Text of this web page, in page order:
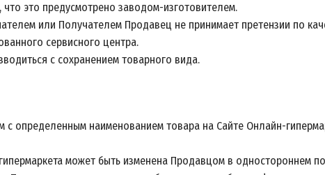
это предусмотрено заводом-изготовителем.
или Получателем Продавец не принимает претензии по
сервисного центра.
с сохранением товарного вида.
с определенным наименованием товара на Сайте Онлайн-
может быть изменена Продавцом в одностороннем